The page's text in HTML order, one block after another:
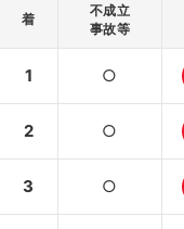
着
不成立
事故等
1 ○
2 ○
3 ○